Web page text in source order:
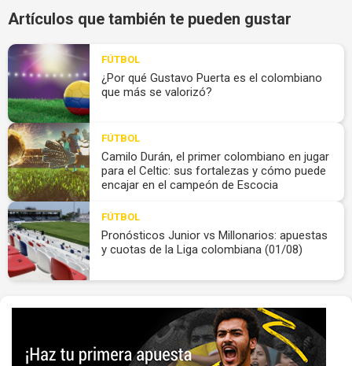
Artículos que también te pueden gustar
FÚTBOL
¿Por qué Gustavo Puerta es el colombiano
que más se valorizó?
FÚTBOL
Camilo Durán, el primer colombiano en jugar
para el Celtic: sus fortalezas y cómo puede
encajar en el campeón de Escocia
FÚTBOL
Pronósticos Junior vs Millonarios: apuestas
y cuotas de la Liga colombiana (01/08)